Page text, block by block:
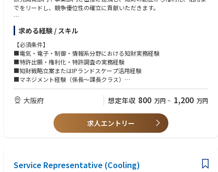
・取締役会室は少数精鋭の組織であり、一人ひとりの専門性に基づく裁量
と貢献度が大きく、経営のリアルな意思決定プロセスを間近で体感できる
・事業会社の経営企画部門では携わることができないような、トップ企業
を経験した社外取締役と直接コミュニケーションをとりながら取締役会の
サポートができるポジションです。
・ご自身でタイムマネジメントを行いながらフレキシブルに働くことがで
きる環境があります。
＜入社後のキャリアパス＞
の実務全般をリードしていただきます。
企画や事業企画、投資関連等への異動も検討される範囲です。
境です。
る高い責任感を持つ方
・機密性の高い情報を扱う中で、高い倫理観と透明性をもって行動できる
方
・市場環境の変化に対し、常に最新の経営戦略に関わる情報、他社動向、
市場の潮流を自律的にキャッチアップする探求心の高い方
・リーダーシップを持ち、周囲との信頼関係を構築できるコミュニケーシ
ョン力を持っている方
・社内外の多様なステークホルダーや外部専門家と対等に渡り合い、信頼
関係を構築できる高いコミュニケーション能力を持つ方
でをリードし、競争優位性の確立に貢献いただきます。
【具体的な業務】
・知財活用による事業価値向上施策の企画・推進
・知財戦略グループの組織マネジメントおよびメンバー育成
・中長期事業戦略に基づく知財戦略の立案・推進
・国内外における特許出願・権利化および知財ポートフォリオ管理
・新製品開発における知財リスク分析およびクリアランス業務
・他社とのライセンス交渉、共同開発案件における知財対応
求める経験 / スキル
【必須条件】
■電気・電子・制御・情報系分野における知財実務経験
■特許出願・権利化・特許調査の実務経験
■知財戦略立案またはIPランドスケープ活用経験
■マネジメント経験（係長～課長クラス）
■ビジネスレベルの英語力
大阪府 想定年収 800 万円 ~ 1,200 万円
求人エントリー
Service Representative (Cooling)